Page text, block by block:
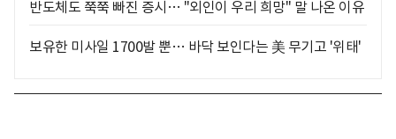
반도체도 쭉쭉 빠진 증시… "외인이 우리 희망" 말 나온 이유
보유한 미사일 1700발 뿐… 바닥 보인다는 美 무기고 '위태'